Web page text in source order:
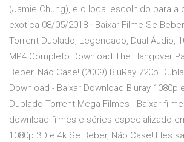
(Jamie Chung), e o local escolhido para a
exótica 08/05/2018 · Baixar Filme Se
Torrent Dublado, Legendado, Dual Áudio,
MP4 Completo Download The Hangover
Beber, Não Case! (2009) BluRay 720p
Download - Baixar Download Bluray 1080p
Dublado Torrent Mega Filmes - Baixar
download filmes e séries especializado
1080p 3D e 4k Se Beber, Não Case! Eles